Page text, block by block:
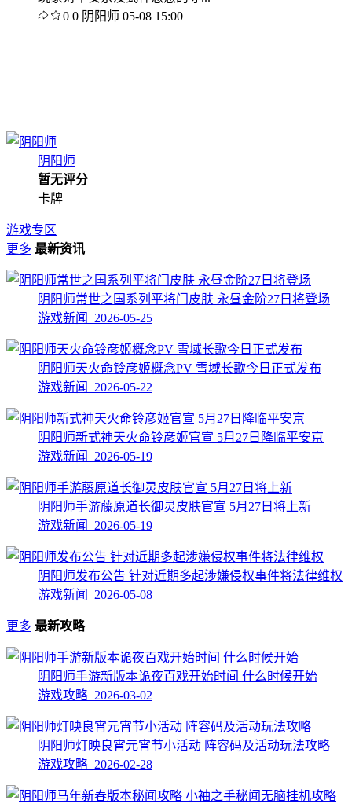
0 0 阴阳师 05-08 15:00
阴阳师
暂无评分
卡牌
游戏专区
更多 最新资讯
阴阳师常世之国系列平将门皮肤 永昼金阶27日将登场
游戏新闻 2026-05-25
阴阳师天火命铃彦姬概念PV 雪域长歌今日正式发布
游戏新闻 2026-05-22
阴阳师新式神天火命铃彦姬官宣 5月27日降临平安京
游戏新闻 2026-05-19
阴阳师手游藤原道长御灵皮肤官宣 5月27日将上新
游戏新闻 2026-05-19
阴阳师发布公告 针对近期多起涉嫌侵权事件将法律维权
游戏新闻 2026-05-08
更多 最新攻略
阴阳师手游新版本诡夜百戏开始时间 什么时候开始
游戏攻略 2026-03-02
阴阳师灯映良宵元宵节小活动 阵容码及活动玩法攻略
游戏攻略 2026-02-28